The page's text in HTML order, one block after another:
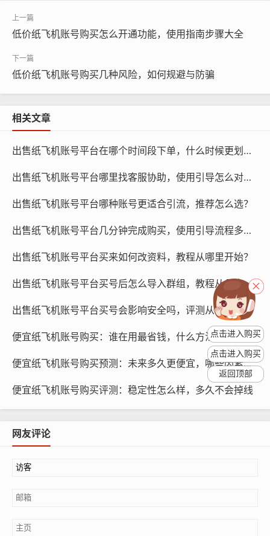
16888.com
如果账号和密码都正确，但仍然无法登录，可以尝试使用
其他设备登录，有些用户可能在购买账号时使用了特定的
设备，导致账号只能在该设备上登录，尝试使用其他设备
登录,可能会解决问题。
检查网络连接
环境，如果网络连接正常，但仍然无法登录,可以尝试以下
低价纸飞机账号购买怎么开通功能，使用指南步骤大全
低价纸飞机账号购买几种风险，如何规避与防骗
相关文章
出售纸飞机账号平台在哪个时间段下单，什么时候更划算？
出售纸飞机账号平台哪里找客服协助，使用引导怎么对接？
出售纸飞机账号平台哪种账号更适合引流，推荐怎么选？
出售纸飞机账号平台几分钟完成购买，使用引导流程多久结束？
出售纸飞机账号平台买来如何改资料，教程从哪里开始？
出售纸飞机账号平台买号后怎么导入群组，教程从几步开始？
出售纸飞机账号平台买号会影响安全吗，评测从哪些维度？
便宜纸飞机账号购买：谁在用最省钱，什么方法更安全
便宜纸飞机账号购买预测：未来多久更便宜，哪些因素影响价格
便宜纸飞机账号购买评测：稳定性怎么样，多久不会掉线
网友评论
点击进入购买
点击进入购买
返回顶部